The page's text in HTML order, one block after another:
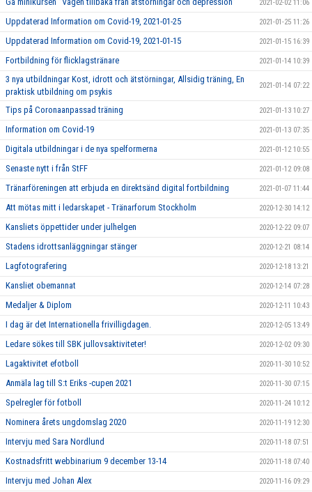
2021-02-02 11:06
Uppdaterad Information om Covid-19, 2021-01-25 2021-01-25 11:26
Uppdaterad Information om Covid-19, 2021-01-15 2021-01-15 16:39
Fortbildning för flicklagstränare 2021-01-14 10:39
3 nya utbildningar Kost, idrott och ätstörningar, Allsidig träning, En
praktisk utbildning om psykis
2021-01-14 07:22
Tips på Coronaanpassad träning 2021-01-13 10:27
Information om Covid-19 2021-01-13 07:35
Digitala utbildningar i de nya spelformerna 2021-01-12 10:55
Senaste nytt i från StFF 2021-01-12 09:08
Tränarföreningen att erbjuda en direktsänd digital fortbildning 2021-01-07 11:44
Att mötas mitt i ledarskapet - Tränarforum Stockholm 2020-12-30 14:12
Kansliets öppettider under julhelgen 2020-12-22 09:07
Stadens idrottsanläggningar stänger 2020-12-21 08:14
Lagfotografering 2020-12-18 13:21
Kansliet obemannat 2020-12-14 07:28
Medaljer & Diplom 2020-12-11 10:43
I dag är det Internationella frivilligdagen. 2020-12-05 13:49
Ledare sökes till SBK jullovsaktiviteter! 2020-12-02 09:30
Lagaktivitet efotboll 2020-11-30 10:52
Anmäla lag till S:t Eriks -cupen 2021 2020-11-30 07:15
Spelregler för fotboll 2020-11-24 10:12
Nominera årets ungdomslag 2020 2020-11-19 12:30
Intervju med Sara Nordlund 2020-11-18 07:51
Kostnadsfritt webbinarium 9 december 13-14 2020-11-18 07:40
Intervju med Johan Alex 2020-11-16 09:29